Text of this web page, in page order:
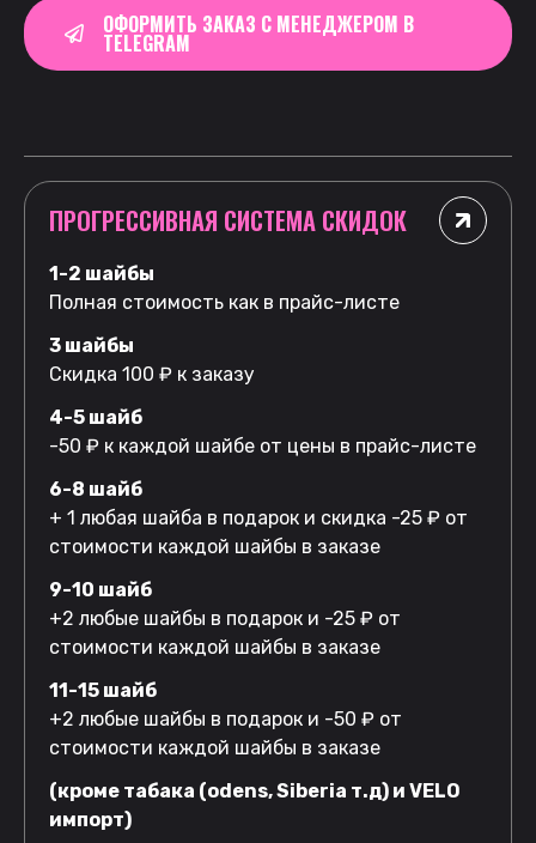
ОФОРМИТЬ ЗАКАЗ С МЕНЕДЖЕРОМ В
TELEGRAM
ПРОГРЕССИВНАЯ СИСТЕМА СКИДОК
1-2 шайбы
Полная стоимость как в прайс-листе
3 шайбы
Скидка 100 ₽ к заказу
4-5 шайб
-50 ₽ к каждой шайбе от цены в прайс-листе
6-8 шайб
+ 1 любая шайба в подарок и скидка -25 ₽ от
стоимости каждой шайбы в заказе
9-10 шайб
+2 любые шайбы в подарок и -25 ₽ от
стоимости каждой шайбы в заказе
11-15 шайб
+2 любые шайбы в подарок и -50 ₽ от
стоимости каждой шайбы в заказе
(кроме табака (odens, Siberia т.д) и VELO
импорт)